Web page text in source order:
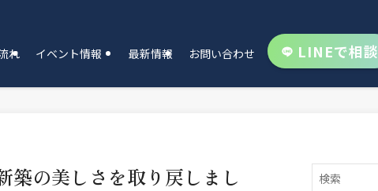
れ イベント情報 最新情報 お問い合わせ LINEで相談
築の美しさを取り戻しまし